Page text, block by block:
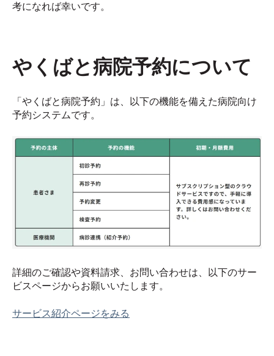
考になれば幸いです。
やくばと病院予約について
「やくばと病院予約」は、以下の機能を備えた病院向け
予約システムです。
詳細のご確認や資料請求、お問い合わせは、以下のサー
ビスページからお願いいたします。
サービス紹介ページをみる